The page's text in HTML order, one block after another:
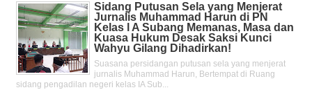
Sidang Putusan Sela yang Menjerat
Jurnalis Muhammad Harun di PN
Kelas l A Subang Memanas, Masa dan
Kuasa Hukum Desak Saksi Kunci
Wahyu Gilang Dihadirkan!
Suasana persidangan putusan sela yang menjerat
jurnalis Muhammad Harun, Bertempat di Ruang
sidang pengadilan negeri kelas IA Sub...